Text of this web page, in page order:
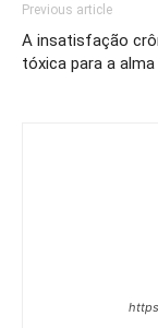
Previous article
A insatisfação
tóxica para a alma